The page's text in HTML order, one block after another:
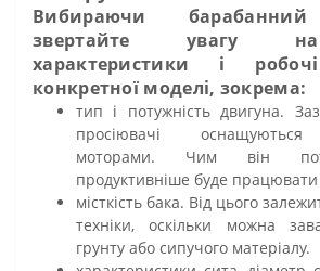
Вибираючи барабанний
звертайте увагу на
характеристики і
конкретної моделі, зокрема:
тип і потужність двигуна.
просіювачі
моторами. Чим він
продуктивніше буде
місткість бака. Від цього
техніки, оскільки можна
грунту або сипучого матеріалу.